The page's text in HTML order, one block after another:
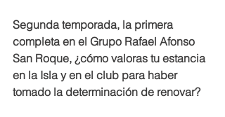
Segunda temporada, la primera
completa en el Grupo Rafael Afonso
San Roque, ¿cómo valoras tu estancia
en la Isla y en el club para haber
tomado la determinación de renovar?